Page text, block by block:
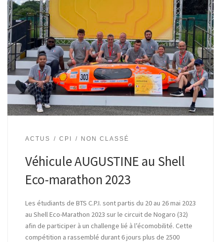
ACTUS CPI NON CLASSÉ
Véhicule AUGUSTINE au Shell
Eco-marathon 2023
Les étudiants de BTS C.P.I. sont partis du 20 au 26 mai 2023
au Shell Eco-Marathon 2023 sur le circuit de Nogaro (32)
afin de participer à un challenge lié à l’écomobilité. Cette
compétition a rassemblé durant 6 jours plus de 2500